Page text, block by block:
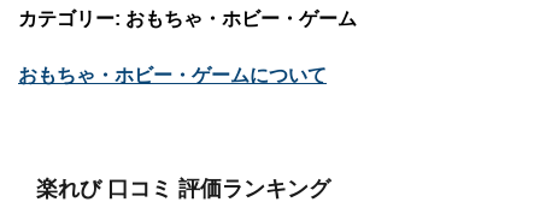
カテゴリー: おもちゃ・ホビー・ゲーム
おもちゃ・ホビー・ゲームについて
楽れび 口コミ 評価ランキング